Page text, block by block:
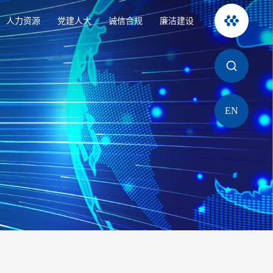
人力资源 党建人大 诚信合规 廉洁建设
EN